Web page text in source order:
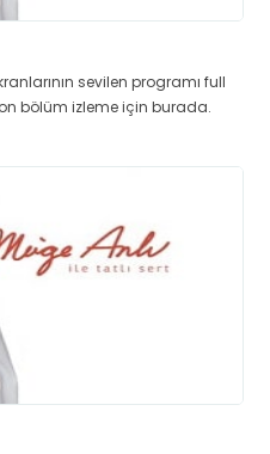
sevilen programı full
bölüm izleme için burada.